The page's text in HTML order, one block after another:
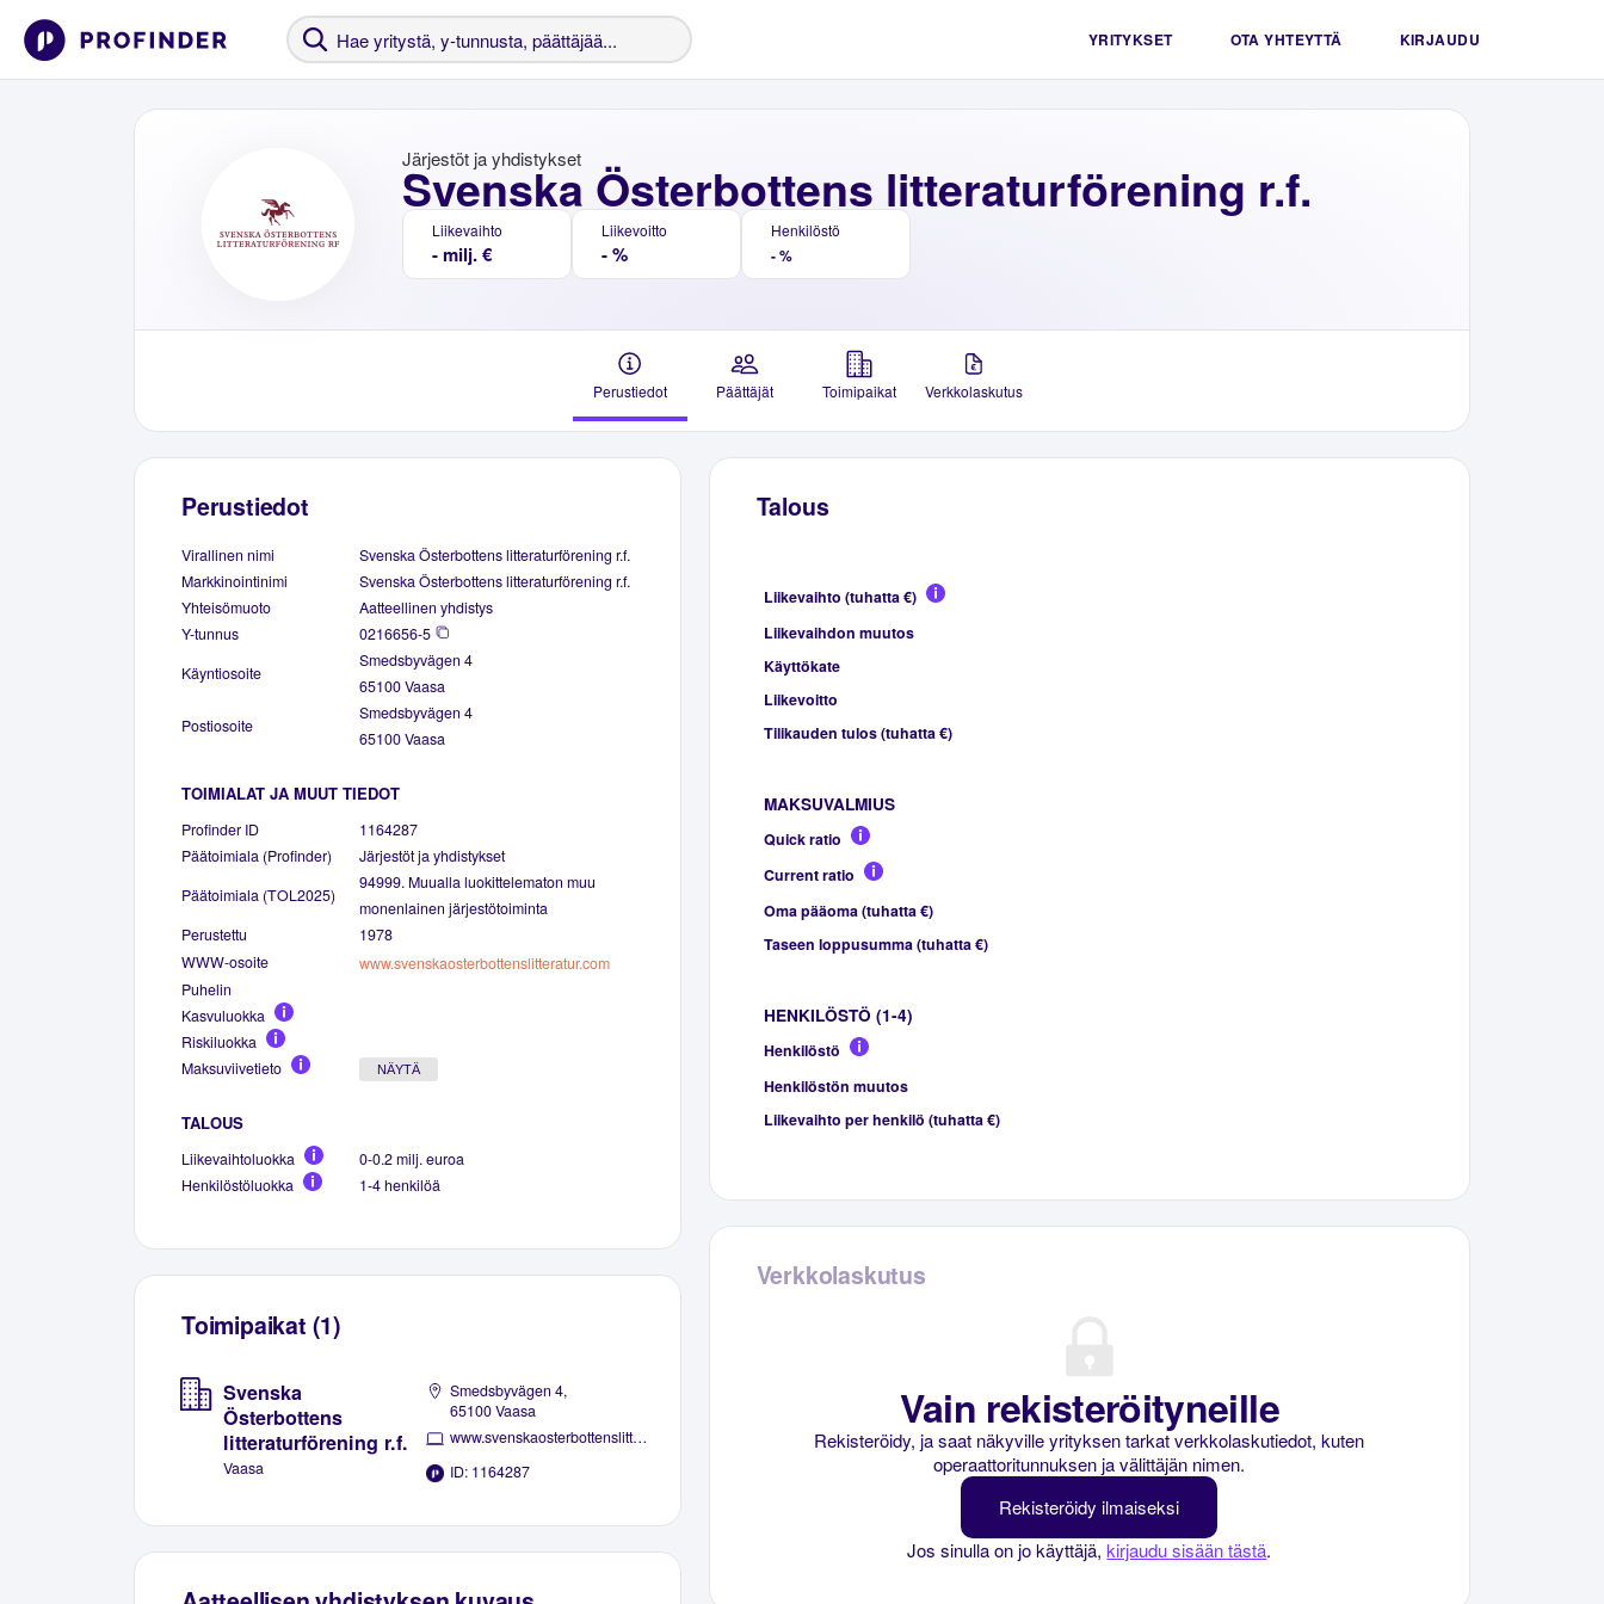
YRITYKSET OTA YHTEYTTÄ KIRJAUDU
Svenska Österbottens litteraturförening r.f.
Järjestöt ja yhdistykset
Liikevaihto
- milj. €
Liikevoitto
- %
Henkilöstö
- %
Perustiedot Päättäjät Toimipaikat Verkkolaskutus
Perustiedot
Virallinen nimi
Svenska Österbottens litteraturförening r.f.
Markkinointinimi
Svenska Österbottens litteraturförening r.f.
Yhteisömuoto
Aatteellinen yhdistys
Y-tunnus
0216656-5
Käyntiosoite
Smedsbyvägen 4
65100 Vaasa
Postiosoite
Smedsbyvägen 4
65100 Vaasa
TOIMIALAT JA MUUT TIEDOT
Profinder ID
1164287
Päätoimiala (Profinder)
Järjestöt ja yhdistykset
Päätoimiala (TOL2025)
94999. Muualla luokittelematon muu
monenlainen järjestötoiminta
Perustettu
1978
WWW-osoite
www.svenskaosterbottenslitteratur.com
Puhelin
Kasvuluokka
Riskiluokka
Maksuviivetieto
NÄYTÄ
TALOUS
Liikevaihtoluokka
0-0.2 milj. euroa
Henkilöstöluokka
1-4 henkilöä
Toimipaikat (1)
Svenska
Österbottens
litteraturförening r.f.
Vaasa
Smedsbyvägen 4,
65100 Vaasa
www.svenskaosterbottenslitteratur.com
ID: 1164287
Talous
Liikevaihto (tuhatta €)
Liikevaihdon muutos
Käyttökate
Liikevoitto
Tilikauden tulos (tuhatta €)
MAKSUVALMIUS
Quick ratio
Current ratio
Oma pääoma (tuhatta €)
Taseen loppusumma (tuhatta €)
HENKILÖSTÖ (1-4)
Henkilöstö
Henkilöstön muutos
Liikevaihto per henkilö (tuhatta €)
Verkkolaskutus
Vain rekisteröityneille
Rekisteröidy, ja saat näkyville yrityksen tarkat verkkolaskutiedot, kuten
operaattoritunnuksen ja välittäjän nimen.
Rekisteröidy ilmaiseksi
Jos sinulla on jo käyttäjä,kirjaudu sisään tästä.